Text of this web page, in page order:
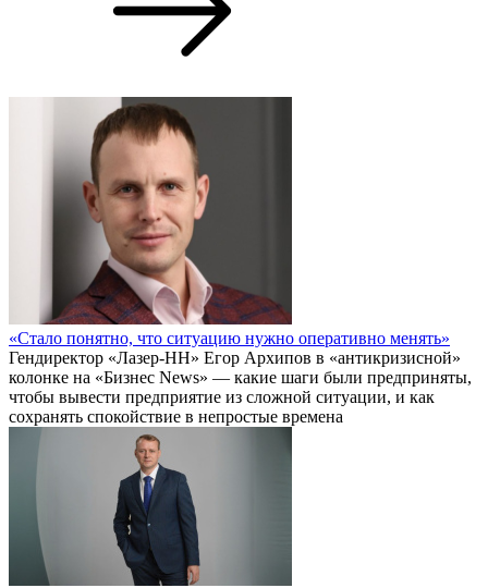
«Стало понятно, что ситуацию нужно оперативно менять»
Гендиректор «Лазер-НН» Егор Архипов в «антикризисной»
колонке на «Бизнес News» — какие шаги были предприняты,
чтобы вывести предприятие из сложной ситуации, и как
сохранять спокойствие в непростые времена